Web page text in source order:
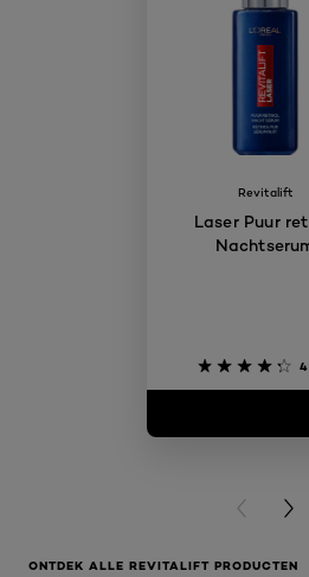
Revitalift
Laser Puur
ONTDEK ALLE REVITALIFT PRODUCTEN